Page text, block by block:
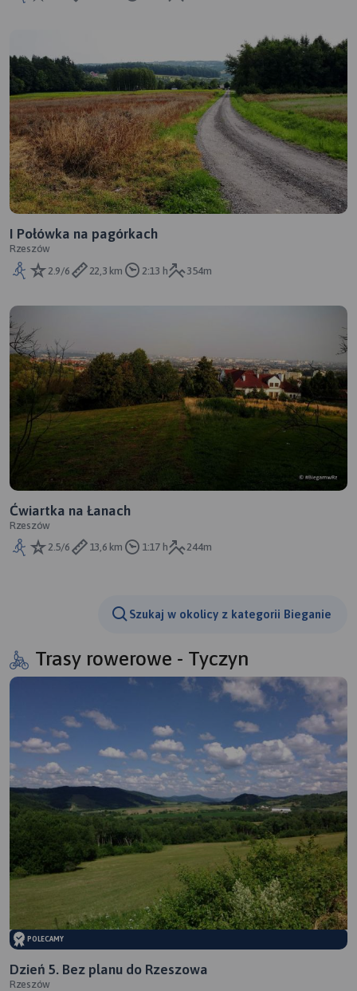
I Połówka na pagórkach
Rzeszów
2.9/6
22,3 km 2:13 h 354m
Ćwiartka na Łanach
Rzeszów
2.5/6
13,6 km 1:17 h 244m
Szukaj w okolicy z kategorii Bieganie
Trasy rowerowe - Tyczyn
POLECAMY
Dzień 5. Bez planu do Rzeszowa
Rzeszów